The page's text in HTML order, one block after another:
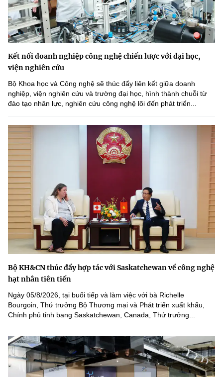
Kết nối doanh nghiệp công nghệ chiến lược với đại học,
viện nghiên cứu
Bộ Khoa học và Công nghệ sẽ thúc đẩy liên kết giữa doanh
nghiệp, viện nghiên cứu và trường đại học, hình thành chuỗi từ
đào tạo nhân lực, nghiên cứu công nghệ lõi đến phát triển...
Bộ KH&CN thúc đẩy hợp tác với Saskatchewan về công nghệ
hạt nhân tiên tiến
Ngày 05/8/2026, tại buổi tiếp và làm việc với bà Richelle
Bourgoin, Thứ trưởng Bộ Thương mại và Phát triển xuất khẩu,
Chính phủ tỉnh bang Saskatchewan, Canada, Thứ trưởng...